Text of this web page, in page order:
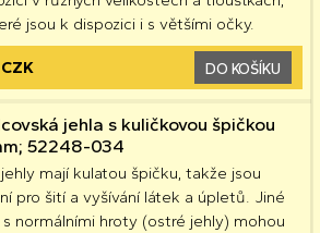
jsou k dispozici i s většími očky.
DO KOŠÍKU
jehla s kuličkovou špičkou
52248-034
mají kulatou špičku, takže jsou
pro šití a vyšívání látek a úpletů. Jiné
s normálními hroty (ostré jehly) mohou